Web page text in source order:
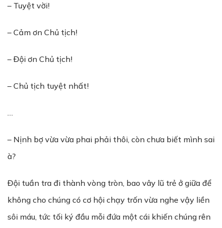
– Tuyệt vời!
– Cảm ơn Chủ tịch!
– Đội ơn Chủ tịch!
– Chủ tịch tuyệt nhất!
…
– Nịnh bợ vừa vừa phai phải thôi, còn chưa biết mình sai
à?
Đội tuần tra đi thành vòng tròn, bao vây lũ trẻ ở giữa để
không cho chúng có cơ hội chạy trốn vừa nghe vậy liền
sôi máu, tức tối ký đầu mỗi đứa một cái khiến chúng rên